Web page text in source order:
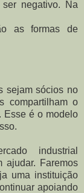
negativo. Na
as formas de
sejam sócios no
compartilham o
Esse é o modelo
industrial
ajudar. Faremos
uma instituição
apoiando